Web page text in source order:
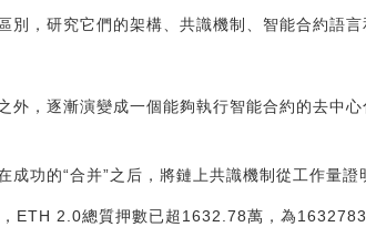
，研究它們的架構、共識機制、智能合約語
，逐漸演變成一個能夠執行智能合約的去中
功的“合并”之后，將鏈上共識機制從工作量證
ETH 2.0總質押數已超1632.78萬，為